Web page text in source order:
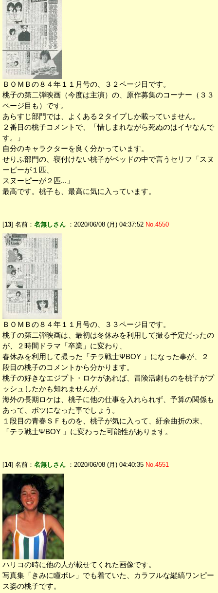
ＢＯＭＢの８４年１１月号の、３２ページ目です。
桃子の第二弾映画（今度は主演）の、原作募集のコーナー（３３
ページ目も）です。
あらすじ部門では、よくある２タイプしか載っていません。
２番目の桃子コメントで、「惜しまれながら死ぬのはイヤなんで
す。」
自分のキャラクターを良く分かっています。
せりふ部門の、寝付けない桃子がベッドの中で言うセリフ「スヌ
ーピーが１匹、
スヌーピーが２匹...」
最高です。桃子も、最高に気に入っています。
[13] 名前： 名無しさん ：2020/06/08 (月) 04:37:52 No.4550
ＢＯＭＢの８４年１１月号の、３３ページ目です。
桃子の第二弾映画は、最初は冬休みを利用して撮る予定だったの
が、２時間ドラマ「卒業」に変わり、
春休みを利用して撮った「テラ戦士ΨBOY 」になった事が、２
段目の桃子のコメントから分かります。
桃子の好きなエジプト・ロケがあれば、冒険活劇ものを桃子がプ
ッシュしたかも知れませんが、
海外の長期ロケは、桃子に他の仕事を入れられず、予算の関係も
あって、ボツになった事でしょう。
１段目の青春ＳＦものを、桃子が気に入って、紆余曲折の末、
「テラ戦士ΨBOY 」に変わった可能性があります。
[14] 名前： 名無しさん ：2020/06/08 (月) 04:40:35 No.4551
ハリコの時に他の人が載せてくれた画像です。
写真集「きみに瞳ボレ」でも着ていた、カラフルな縦縞ワンピー
ス姿の桃子です。